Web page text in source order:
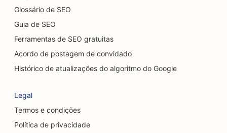
SEO para quiropráticos
SEO para Cat Cafés
SEO para serviços de peeling químico
SEO para cirurgiões craniofaciais
SEO para cafeterias
Glossário de SEO
Guia de SEO
Ferramentas de SEO gratuitas
Acordo de postagem de convidado
Histórico de atualizações do algoritmo do Google
Legal
Termos e condições
Política de privacidade